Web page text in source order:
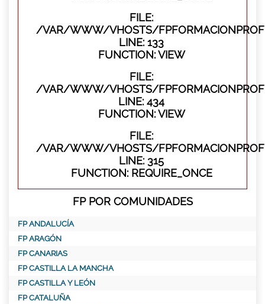
FILE:
/VAR/WWW/VHOSTS/
LINE: 133
FUNCTION: VIEW
FILE:
/VAR/WWW/VHOSTS/
LINE: 434
FUNCTION: VIEW
FILE:
/VAR/WWW/VHOSTS/
LINE: 315
FUNCTION: REQUIRE_ONCE
FP POR COMUNIDADES
FP ANDALUCÍA
FP ARAGÓN
FP CANARIAS
FP CASTILLA LA MANCHA
FP CASTILLA Y LEÓN
FP CATALUÑA